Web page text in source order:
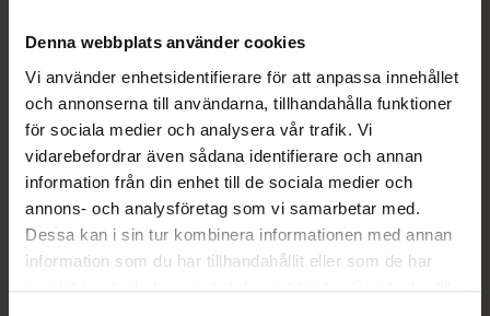
Denna webbplats använder cookies
Vi använder enhetsidentifierare för att anpassa innehållet
och annonserna till användarna, tillhandahålla funktioner
för sociala medier och analysera vår trafik. Vi
vidarebefordrar även sådana identifierare och annan
information från din enhet till de sociala medier och
annons- och analysföretag som vi samarbetar med.
Dessa kan i sin tur kombinera informationen med annan
information som du har tillhandahållit eller som de har
samlat in när du har använt deras tjänster. Samtycke till
Fler produkter från Mirtazapin Actavis
Beskrivning
Läs alltid bipacksedeln innan
användning.
EAN:07046261009874